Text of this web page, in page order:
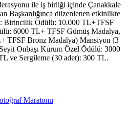
ile iş birliği içinde Çanakkale
Başkanlığınca düzenlenen etkinlikte
Birincilik Ödülü: 10.000 TL+TFSF
6000 TL+ TFSF Gümüş Madalya,
TFSF Bronz Madalya) Mansiyon (3
Onbaşı Kurum Özel Ödülü: 3000
ve Sergileme (30 adet): 300 TL.
Maratonu